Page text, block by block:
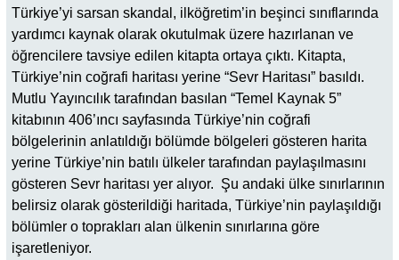
Türkiye’yi sarsan skandal, ilköğretim’in beşinci sınıflarında
yardımcı kaynak olarak okutulmak üzere hazırlanan ve
öğrencilere tavsiye edilen kitapta ortaya çıktı. Kitapta,
Türkiye’nin coğrafi haritası yerine “Sevr Haritası” basıldı.
Mutlu Yayıncılık tarafından basılan “Temel Kaynak 5”
kitabının 406’ıncı sayfasında Türkiye’nin coğrafi
bölgelerinin anlatıldığı bölümde bölgeleri gösteren harita
yerine Türkiye’nin batılı ülkeler tarafından paylaşılmasını
gösteren Sevr haritası yer alıyor. Şu andaki ülke sınırlarının
belirsiz olarak gösterildiği haritada, Türkiye’nin paylaşıldığı
bölümler o toprakları alan ülkenin sınırlarına göre
işaretleniyor.